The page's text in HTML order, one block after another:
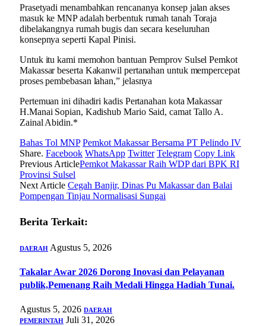
Prasetyadi menambahkan rencananya konsep jalan akses
masuk ke MNP adalah berbentuk rumah tanah Toraja
dibelakangnya rumah bugis dan secara keseluruhan
konsepnya seperti Kapal Pinisi.
Untuk itu kami memohon bantuan Pemprov Sulsel Pemkot
Makassar beserta Kakanwil pertanahan untuk mempercepat
proses pembebasan lahan,” jelasnya
Pertemuan ini dihadiri kadis Pertanahan kota Makassar
H.Manai Sopian, Kadishub Mario Said, camat Tallo A.
Zainal Abidin.*
Bahas Tol MNP Pemkot Makassar Bersama PT Pelindo IV
Share. Facebook WhatsApp Twitter Telegram Copy Link
Previous ArticlePemkot Makassar Raih WDP dari BPK RI
Provinsi Sulsel
Next Article Cegah Banjir, Dinas Pu Makassar dan Balai
Pompengan Tinjau Normalisasi Sungai
Berita Terkait:
DAERAH Agustus 5, 2026
Takalar Awar 2026 Dorong Inovasi dan Pelayanan
publik,Pemenang Raih Medali Hingga Hadiah Tunai.
Agustus 5, 2026 DAERAH
PEMERINTAH Juli 31, 2026